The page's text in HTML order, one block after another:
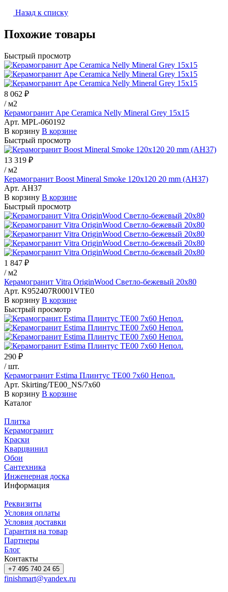
Назад к списку
Похожие товары
Быстрый просмотр
8 062 ₽
/ м2
Керамогранит Ape Ceramica Nelly Mineral Grey 15х15
Арт. MPL-060192
В корзину В корзине
Быстрый просмотр
13 319 ₽
/ м2
Керамогранит Boost Mineral Smoke 120x120 20 mm (AH37)
Арт. AH37
В корзину В корзине
Быстрый просмотр
1 847 ₽
/ м2
Керамогранит Vitra OriginWood Светло-бежевый 20х80
Арт. K952407R0001VTE0
В корзину В корзине
Быстрый просмотр
290 ₽
/ шт.
Керамогранит Estima Плинтус TE00 7x60 Непол.
Арт. Skirting/TE00_NS/7x60
В корзину В корзине
Каталог
Плитка
Керамогранит
Краски
Кварцвинил
Обои
Сантехника
Инженерная доска
Информация
Реквизиты
Условия оплаты
Условия доставки
Гарантия на товар
Партнеры
Блог
Контакты
+7 495 740 24 65
finishmart@yandex.ru